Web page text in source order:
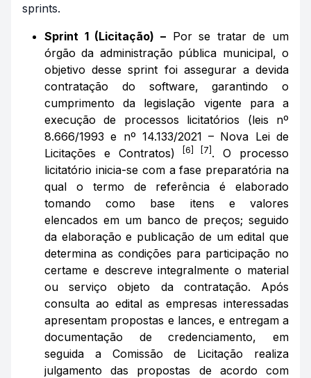
sprints.
Sprint 1 (Licitação) –Por se tratar de um
órgão da administração pública municipal, o
objetivo desse sprint foi assegurar a devida
contratação do software, garantindo o
cumprimento da legislação vigente para a
execução de processos licitatórios (leis nº
8.666/1993 e nº 14.133/2021 – Nova Lei de
Licitações e Contratos) [6] [7] . O processo
licitatório inicia-se com a fase preparatória na
qual o termo de referência é elaborado
tomando como base itens e valores
elencados em um banco de preços; seguido
da elaboração e publicação de um edital que
determina as condições para participação no
certame e descreve integralmente o material
ou serviço objeto da contratação. Após
consulta ao edital as empresas interessadas
apresentam propostas e lances, e entregam a
documentação de credenciamento, em
seguida a Comissão de Licitação realiza
julgamento das propostas de acordo com